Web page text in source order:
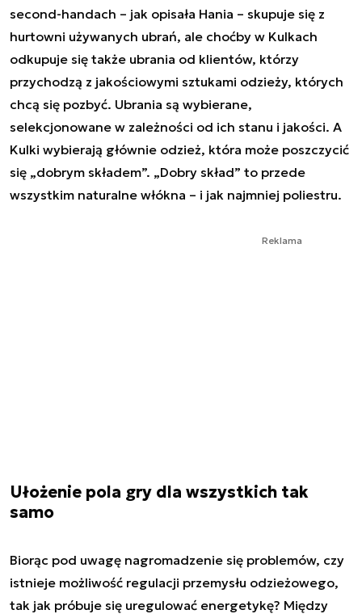
second-handach – jak opisała Hania – skupuje się z
hurtowni używanych ubrań, ale choćby w Kulkach
odkupuje się także ubrania od klientów, którzy
przychodzą z jakościowymi sztukami odzieży, których
chcą się pozbyć. Ubrania są wybierane,
selekcjonowane w zależności od ich stanu i jakości. A
Kulki wybierają głównie odzież, która może poszczycić
się „dobrym składem”. „Dobry skład” to przede
wszystkim naturalne włókna – i jak najmniej poliestru.
Reklama
Ułożenie pola gry dla wszystkich tak
samo
Biorąc pod uwagę nagromadzenie się problemów, czy
istnieje możliwość regulacji przemysłu odzieżowego,
tak jak próbuje się uregulować energetykę? Między